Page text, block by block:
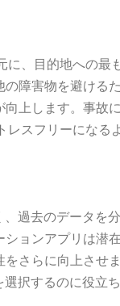
、目的地への最
障害物を避ける
上します。事故
スフリーになる
過去のデータを
ョンアプリは潜
さらに向上させ
択するのに役立ち